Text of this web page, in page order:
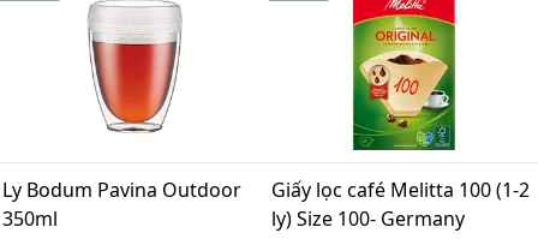
Ly Bodum Pavina Outdoor
350ml
Giấy lọc café Melitta 100 (1-2
ly) Size 100- Germany